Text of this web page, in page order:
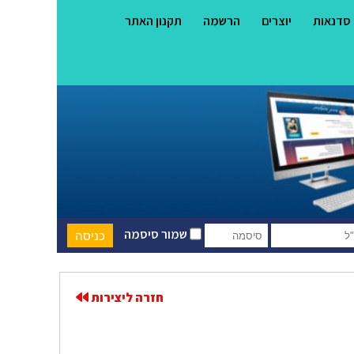
סדנאות יוצרים הרשמה תקנון האתר
שמור סיסמה
חזרה ליצירות